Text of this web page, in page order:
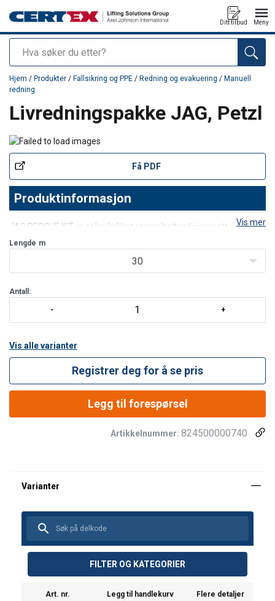
Søk
Ditt tilbud Meny
Produkt lagt i din handlekurv
Hjem / Produkter / Fallsikring og PPE / Redning og evakuering / Manuell
redning
Livredningspakke JAG, Petzl
Få PDF
Produktinformasjon
JAG RESCUE KIT er et bruksklart reversibelt redningssett designet
for å enkelt hente ned og senke et offer.
1 stk. RING OPEN portåpnet ring
1 stk. I’D EVAC nedfirer med integrert brems
1 stk. CONNEXION FIXE 150 cm forankring
Vis mer
Lengde m
30
Antall:
Vis alle varianter
Registrer deg for å se pris
Legg til forespørsel
Artikkelnummer: 824500000740
FILTER OG KATEGORIER
Art. nr. Legg til handlekurv Flere detaljer